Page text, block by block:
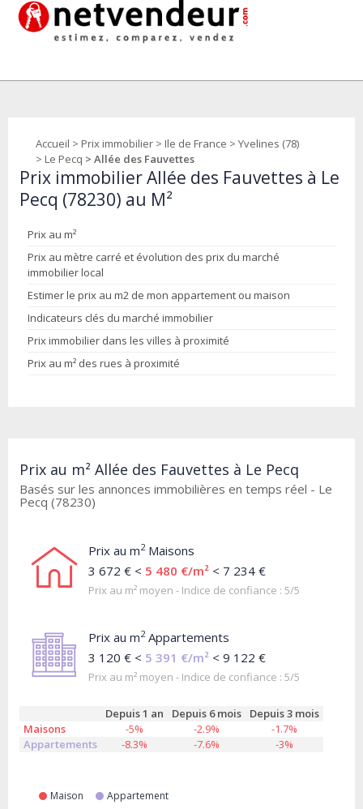
Accueil > Prix immobilier > Ile de France > Yvelines (78)
> Le Pecq > Allée des Fauvettes
Prix immobilier Allée des Fauvettes à Le
Pecq (78230) au M²
Prix au m²
Prix au mètre carré et évolution des prix du marché
immobilier local
Estimer le prix au m2 de mon appartement ou maison
Indicateurs clés du marché immobilier
Prix immobilier dans les villes à proximité
Prix au m² des rues à proximité
Prix au m² Allée des Fauvettes à Le Pecq
Basés sur les annonces immobilières en temps réel - Le
Pecq (78230)
Prix au m2Maisons
3 672 € < 5 480 €/m² < 7 234 €
Prix au m² moyen - Indice de confiance : 5/5
Prix au m2Appartements
3 120 € < 5 391 €/m² < 9 122 €
Prix au m² moyen - Indice de confiance : 5/5
Depuis 1 an Depuis 6 mois
Depuis 3 mois
Maisons
-5% -2.9%
-1.7%
Appartements
-8.3% -7.6% -3%
Maison Appartement